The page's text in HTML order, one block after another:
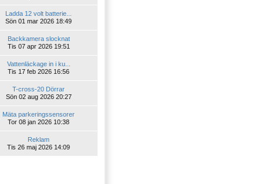
Ladda 12 volt batterie...
Sön 01 mar 2026 18:49
Backkamera slocknat
Tis 07 apr 2026 19:51
Vattenläckage in i ku...
Tis 17 feb 2026 16:56
T-cross-20 Dörrar
Sön 02 aug 2026 20:27
Mäta parkeringssensorer
Tor 08 jan 2026 10:38
Reklam
Tis 26 maj 2026 14:09